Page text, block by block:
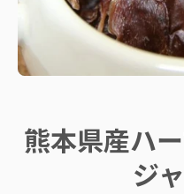
熊本県産ハ
ジ